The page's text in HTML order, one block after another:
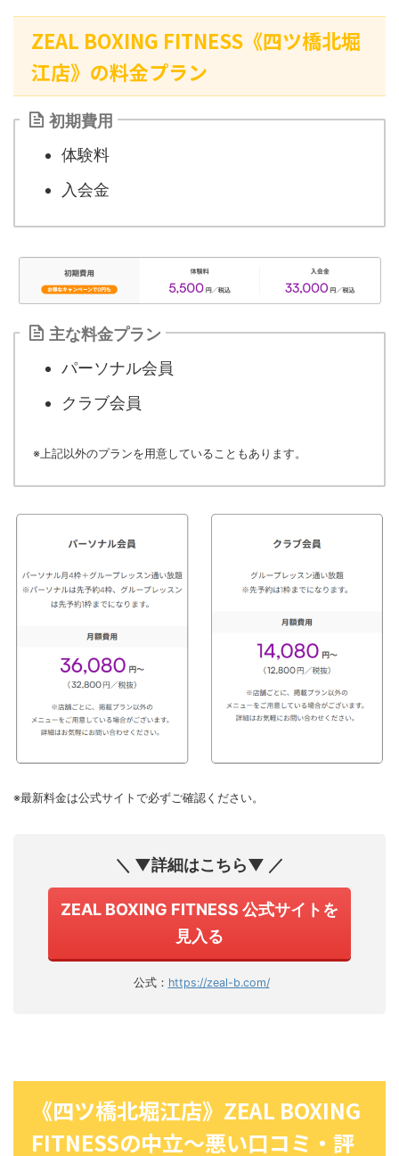
ZEAL BOXING FITNESS《四ツ橋北堀
江店》の料金プラン
初期費用
体験料
入会金
主な料金プラン
パーソナル会員
クラブ会員
※上記以外のプランを用意していることもあります。
※最新料金は公式サイトで必ずご確認ください。
＼ ▼詳細はこちら▼ ／
ZEAL BOXING FITNESS 公式サイトを
見入る
公式： https://zeal-b.com/
《四ツ橋北堀江店》ZEAL BOXING
FITNESSの中立〜悪い口コミ・評